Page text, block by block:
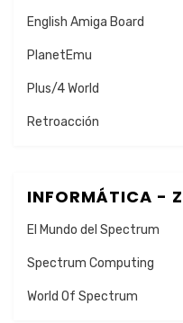
English Amiga Board
PlanetEmu
Plus/4 World
Retroacción
INFORMÁTICA -
El Mundo del Spectrum
Spectrum Computing
World Of Spectrum